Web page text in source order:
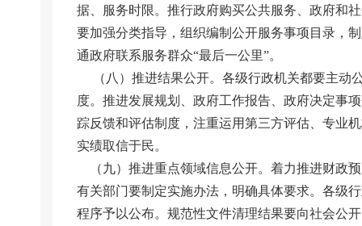
据、服务时限。推行政府购买公共服务、政府和
要加强分类指导，组织编制公开服务事项目录，
通政府联系服务群众“最后一公里”。
（八）推进结果公开。各级行政机关都要主动
度。推进发展规划、政府工作报告、政府决定事
踪反馈和评估制度，注重运用第三方评估、专业
实绩取信于民。
（九）推进重点领域信息公开。着力推进财政
有关部门要制定实施办法，明确具体要求。各级
程序予以公布。规范性文件清理结果要向社会公